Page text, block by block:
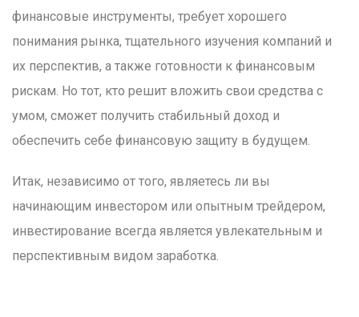
финансовые инструменты, требует хорошего
понимания рынка, тщательного изучения компаний и
их перспектив, а также готовности к финансовым
рискам. Но тот, кто решит вложить свои средства с
умом, сможет получить стабильный доход и
обеспечить себе финансовую защиту в будущем.
Итак, независимо от того, являетесь ли вы
начинающим инвестором или опытным трейдером,
инвестирование всегда является увлекательным и
перспективным видом заработка.